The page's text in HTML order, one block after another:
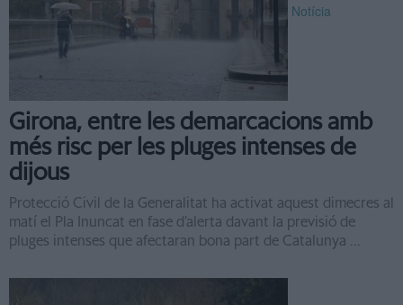
Notícia
Girona, entre les demarcacions amb
més risc per les pluges intenses de
dijous
Protecció Civil de la Generalitat ha activat aquest dimecres al
matí el Pla Inuncat en fase d’alerta davant la previsió de
pluges intenses que afectaran bona part de Catalunya ...